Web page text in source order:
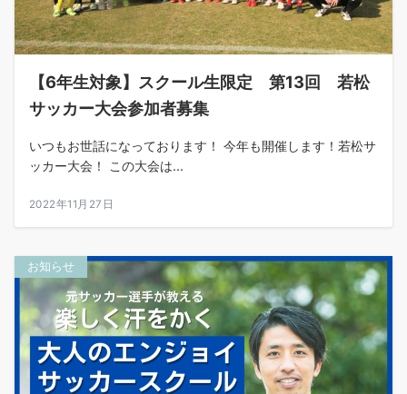
【6年生対象】スクール生限定 第13回 若松
サッカー大会参加者募集
いつもお世話になっております！ 今年も開催します！若松サ
ッカー大会！ この大会は...
2022年11月27日
お知らせ